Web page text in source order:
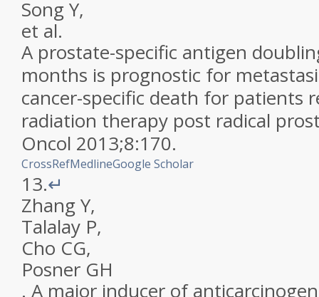
SongY,
et al.
A prostate-specific antigen
months is prognostic for
cancer-specific death for patients
radiation therapy post radical
Oncol 2013;8:170.
CrossRefMedlineGoogle Scholar
13.↵
ZhangY,
Talalay P,
Cho CG,
Posner GH
. A major inducer of